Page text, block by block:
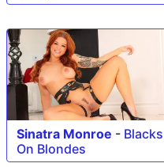
Sinatra Monroe - Blacks
On Blondes